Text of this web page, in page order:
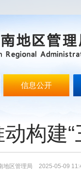
信息公开
构建
地区管理局 2025-05-09